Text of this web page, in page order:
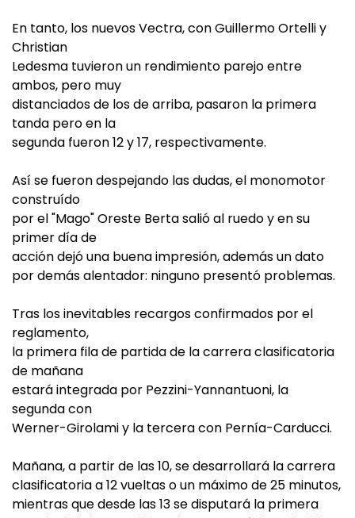
En tanto, los nuevos Vectra, con Guillermo Ortelli y
Christian
Ledesma tuvieron un rendimiento parejo entre
ambos, pero muy
distanciados de los de arriba, pasaron la primera
tanda pero en la
segunda fueron 12 y 17, respectivamente.
Así se fueron despejando las dudas, el monomotor
construído
por el "Mago" Oreste Berta salió al ruedo y en su
primer día de
acción dejó una buena impresión, además un dato
por demás alentador: ninguno presentó problemas.
Tras los inevitables recargos confirmados por el
reglamento,
la primera fila de partida de la carrera clasificatoria
de mañana
estará integrada por Pezzini-Yannantuoni, la
segunda con
Werner-Girolami y la tercera con Pernía-Carducci.
Mañana, a partir de las 10, se desarrollará la carrera
clasificatoria a 12 vueltas o un máximo de 25 minutos,
mientras que desde las 13 se disputará la primera